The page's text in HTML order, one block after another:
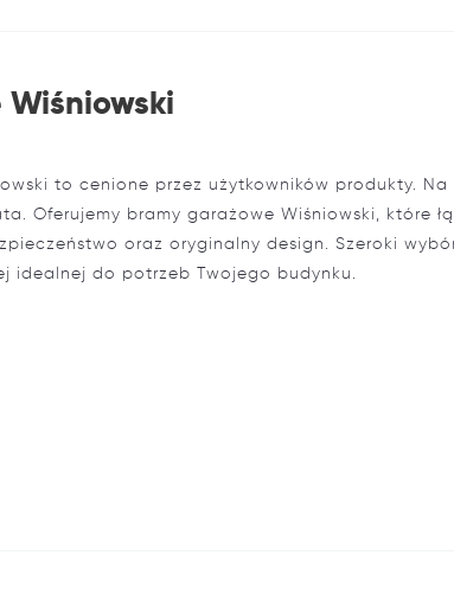
Wiśniowski
to cenione przez użytkowników produkty.
Oferujemy bramy garażowe Wiśniowski, które
oraz oryginalny design. Szeroki
idealnej do potrzeb Twojego budynku.